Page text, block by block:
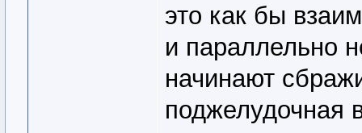
это как бы
и параллельно
начинают
поджелудочная